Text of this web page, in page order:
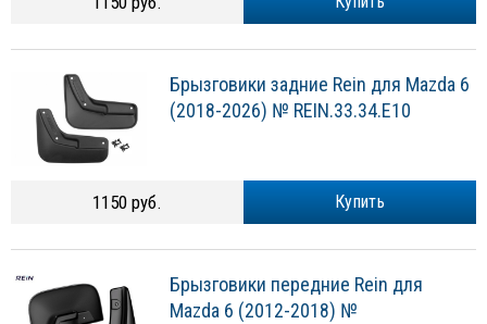
Брызговики задние Rein для Mazda 6
(2018-2026) № REIN.33.34.E10
Купить
1150 руб.
Брызговики передние Rein для
Mazda 6 (2012-2018) №